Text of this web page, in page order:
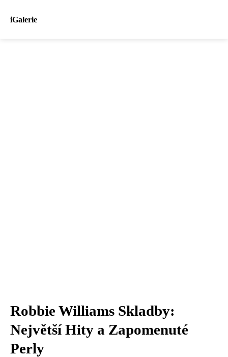
iGalerie
Robbie Williams Skladby:
Největší Hity a Zapomenuté
Perly